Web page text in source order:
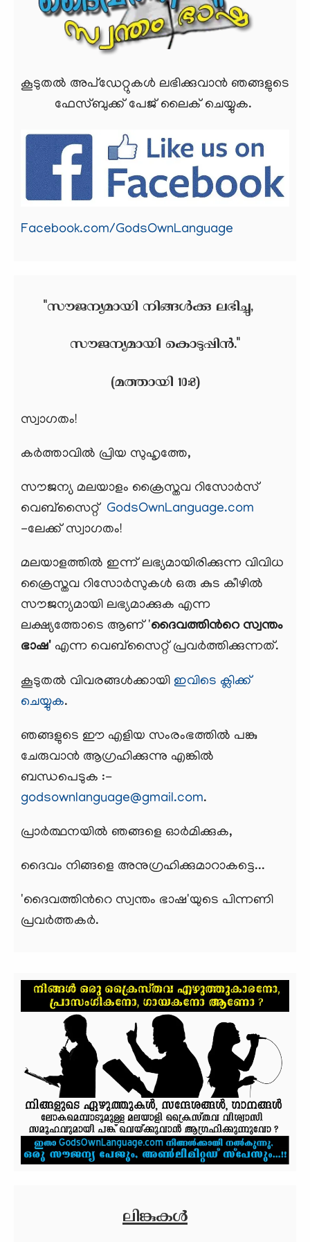
കൂടുതല്‍ അപ്ഡേറ്റുകള്‍ ലഭിക്കുവാന്‍ ഞങ്ങളുടെ
ഫേസ്ബുക്ക്‌ പേജ് ലൈക്‌ ചെയ്യുക.
Facebook.com/GodsOwnLanguage
"സൗജന്യമായി നിങ്ങൾക്കു ലഭിച്ചു,
സൗജന്യമായി കൊടുപ്പിൻ."
(മത്തായി 10:8)
സ്വാഗതം!
കര്‍ത്താവില്‍ പ്രിയ സുഹൃത്തേ,
സൗജന്യ മലയാളം ക്രൈസ്തവ റിസോര്‍സ്
വെബ്‌സൈറ്റ് GodsOwnLanguage.com
-ലേക്ക് സ്വാഗതം!
മലയാളത്തില്‍ ഇന്ന് ലഭ്യമായിരിക്കുന്ന വിവിധ
ക്രൈസ്തവ റിസോര്‍സുകള്‍ ഒരു കുട കീഴില്‍
സൗജന്യമായി ലഭ്യമാക്കുക എന്ന
ലക്ഷ്യത്തോടെ ആണ് 'ദൈവത്തിന്‍റെ സ്വന്തം
ഭാഷ' എന്ന വെബ്സൈറ്റ് പ്രവര്‍ത്തിക്കുന്നത്.
കൂടുതല്‍ വിവരങ്ങള്‍ക്കായി ഇവിടെ ക്ലിക്ക്
ചെയ്യുക.
ഞങ്ങളുടെ ഈ എളിയ സംരംഭത്തില്‍ പങ്കു
ചേരുവാന്‍ ആഗ്രഹിക്കുന്നു എങ്കില്‍
ബന്ധപെടുക :-
godsownlanguage@gmail.com.
പ്രാര്‍ത്ഥനയില്‍ ഞങ്ങളെ ഓര്‍മിക്കുക,
ദൈവം നിങ്ങളെ അനുഗ്രഹിക്കുമാറാകട്ടെ...
'ദൈവത്തിന്‍റെ സ്വന്തം ഭാഷ'യുടെ പിന്നണി
പ്രവര്‍ത്തകര്‍.
ലിങ്കുകള്‍